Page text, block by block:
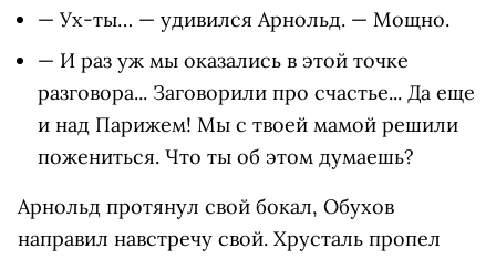
— Ух-ты… — удивился Арнольд. — Мощно.
— И раз уж мы оказались в этой точке
разговора... Заговорили про счастье... Да еще
и над Парижем! Мы с твоей мамой решили
пожениться. Что ты об этом думаешь?
Арнольд протянул свой бокал, Обухов
направил навстречу свой. Хрусталь пропел